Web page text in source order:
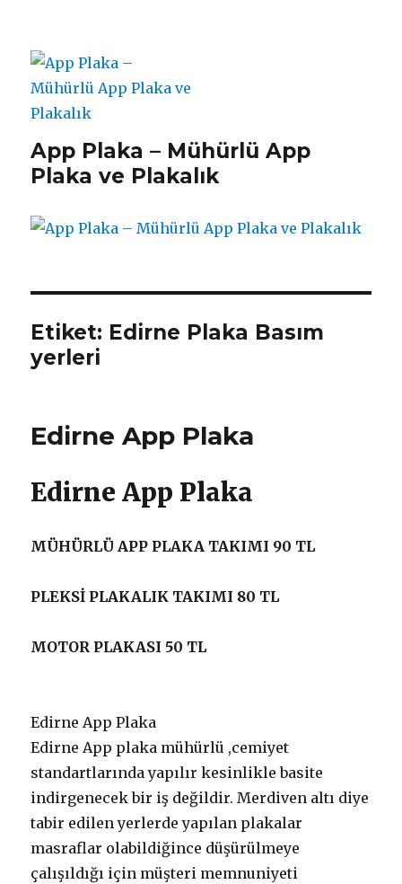
App Plaka – Mühürlü App
Plaka ve Plakalık
Etiket: Edirne Plaka Basım
yerleri
Edirne App Plaka
Edirne App Plaka
MÜHÜRLÜ APP PLAKA TAKIMI 90 TL
PLEKSİ PLAKALIK TAKIMI 80 TL
MOTOR PLAKASI 50 TL
Edirne App Plaka
Edirne App plaka mühürlü ,cemiyet
standartlarında yapılır kesinlikle basite
indirgenecek bir iş değildir. Merdiven altı diye
tabir edilen yerlerde yapılan plakalar
masraflar olabildiğince düşürülmeye
çalışıldığı için müşteri memnuniyeti